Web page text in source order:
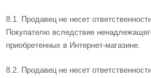
8.1. Продавец не несет
Покупателю вследствие
приобретенных в Интернет-магазине.
8.2. Продавец не несет